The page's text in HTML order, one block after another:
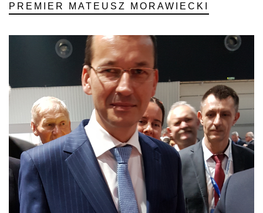
PREMIER MATEUSZ MORAWIECKI